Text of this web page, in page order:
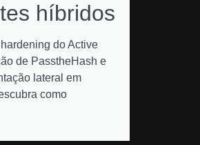
híbridos
do Active
de PasstheHash e
lateral em
como